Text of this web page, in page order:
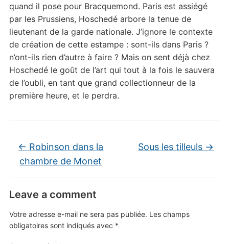
quand il pose pour Bracquemond. Paris est assiégé
par les Prussiens, Hoschedé arbore la tenue de
lieutenant de la garde nationale. J’ignore le contexte
de création de cette estampe : sont-ils dans Paris ?
n’ont-ils rien d’autre à faire ? Mais on sent déjà chez
Hoschedé le goût de l’art qui tout à la fois le sauvera
de l’oubli, en tant que grand collectionneur de la
première heure, et le perdra.
← Robinson dans la
chambre de Monet
Sous les tilleuls →
Leave a comment
Votre adresse e-mail ne sera pas publiée. Les champs
obligatoires sont indiqués avec *